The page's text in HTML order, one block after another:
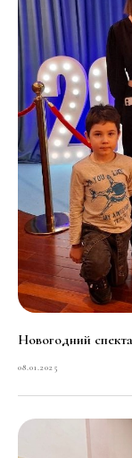
Новогодний
08.01.2025